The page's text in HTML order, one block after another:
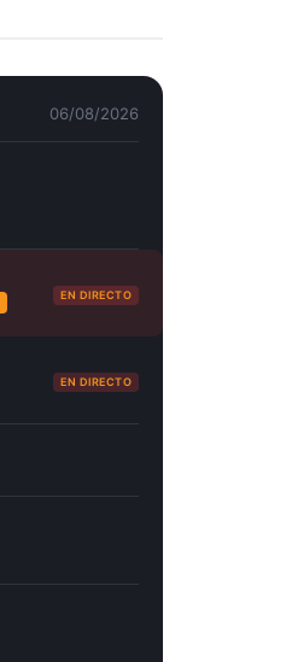
06/08/2026
EN DIRECTO
EN DIRECTO